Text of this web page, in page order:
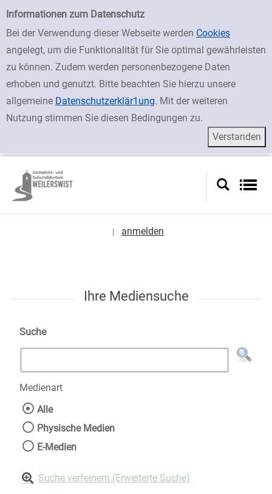
Einfache Suche
Informationen zum Datenschutz
Bei der Verwendung dieser Webseite werden Cookies
angelegt, um die Funktionalität für Sie optimal gewährleisten
zu können. Zudem werden personenbezogene Daten
erhoben und genutzt. Bitte beachten Sie hierzu unsere
allgemeine Datenschutzerklär1ung. Mit der weiteren
Nutzung stimmen Sie diesen Bedingungen zu.
zur Navigation springen
zum Inhalt springen
Zur Detailanzeige springen
anmelden
Ihre Mediensuche
Suche
Medienart
Wählen Sie die Medienart nach der Sie
Alle
Physische Medien
E-Medien
Suche verfeinern (Erweiterte Suche)